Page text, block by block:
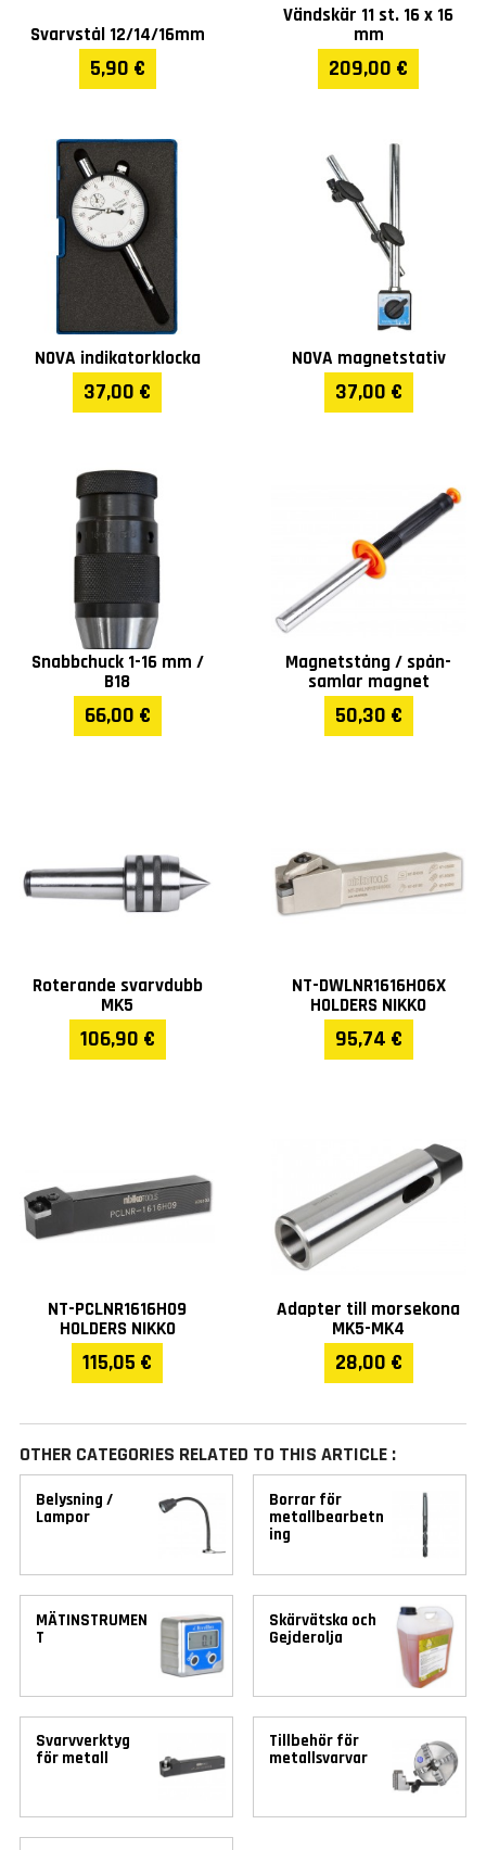
Matningshastighet X
0,022 - 0,74 mm/r (25)
Gäng område (mm)
Gäng område (tum) 7/16 - 80 T.P.I (54)
Gängning (D.P.)
Gängning (Module) 0.25 - 60 MP (46)
Bredd (mm)
Höjd (mm)
Vikt (kg)
Garanti
Svarvstål 12/14/16mm
5,90 €
Vändskär 11 st. 16 x 16
mm
209,00 €
NOVA indikatorklocka
37,00 €
NOVA magnetstativ
37,00 €
Snabbchuck 1-16 mm /
B18
66,00 €
Magnetstång / spån-
samlar magnet
50,30 €
Roterande svarvdubb
MK5
106,90 €
NT-DWLNR1616H06X
HOLDERS NIKKO
95,74 €
NT-PCLNR1616H09
HOLDERS NIKKO
115,05 €
Adapter till morsekona
MK5-MK4
28,00 €
OTHER CATEGORIES RELATED TO THIS ARTICLE :
Belysning /
Lampor
Borrar för
metallbearbetn
ing
MÄTINSTRUMEN
T
Skärvätska och
Gejderolja
Svarvverktyg
för metall
Tillbehör för
metallsvarvar